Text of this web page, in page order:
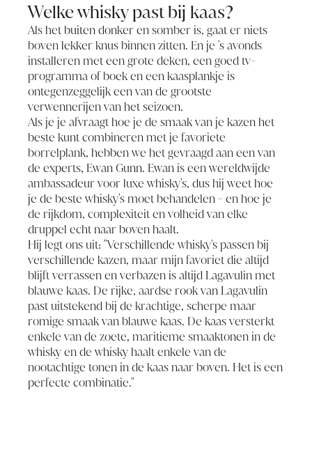
Welke whisky past bij kaas?
Als het buiten donker en somber is, gaat er niets
boven lekker knus binnen zitten. En je 's avonds
installeren met een grote deken, een goed tv-
programma of boek en een kaasplankje is
ontegenzeggelijk een van de grootste
verwennerijen van het seizoen.
Als je je afvraagt hoe je de smaak van je kazen het
beste kunt combineren met je favoriete
borrelplank, hebben we het gevraagd aan een van
de experts, Ewan Gunn. Ewan is een wereldwijde
ambassadeur voor luxe whisky's, dus hij weet hoe
je de beste whisky's moet behandelen - en hoe je
de rijkdom, complexiteit en volheid van elke
druppel echt naar boven haalt.
Hij legt ons uit: "Verschillende whisky's passen bij
verschillende kazen, maar mijn favoriet die altijd
blijft verrassen en verbazen is altijd Lagavulin met
blauwe kaas. De rijke, aardse rook van Lagavulin
past uitstekend bij de krachtige, scherpe maar
romige smaak van blauwe kaas. De kaas versterkt
enkele van de zoete, maritieme smaaktonen in de
whisky en de whisky haalt enkele van de
nootachtige tonen in de kaas naar boven. Het is een
perfecte combinatie."